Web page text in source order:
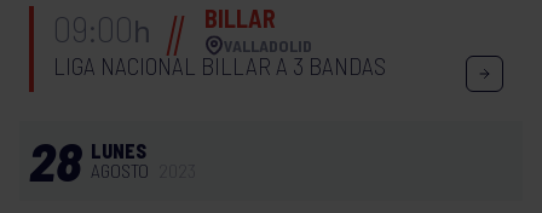
09:00h BILLAR
VALLADOLID
LIGA NACIONAL BILLAR A 3 BANDAS
28 LUNES
AGOSTO